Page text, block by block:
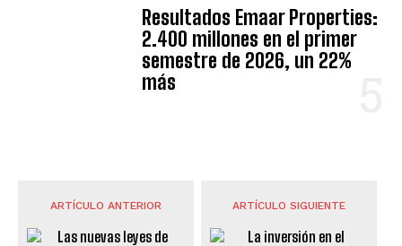
Resultados Emaar Properties:
2.400 millones en el primer
semestre de 2026, un 22%
más
ARTÍCULO ANTERIOR ARTÍCULO SIGUIENTE